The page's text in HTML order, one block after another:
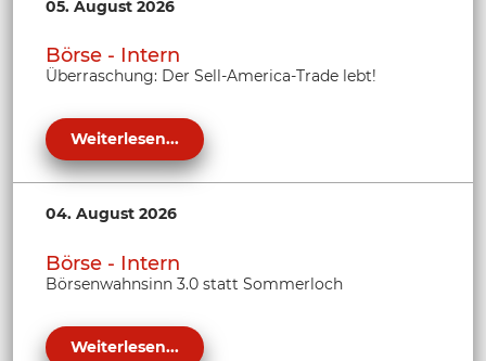
05. August 2026
Börse - Intern
Überraschung: Der Sell-America-Trade lebt!
Weiterlesen...
04. August 2026
Börse - Intern
Börsenwahnsinn 3.0 statt Sommerloch
Weiterlesen...